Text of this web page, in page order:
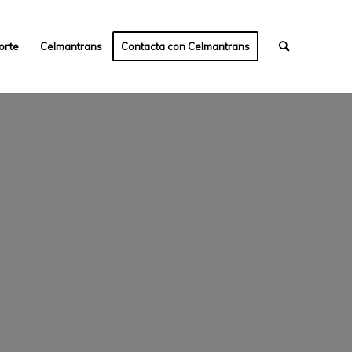
Celmantrans Contacta con Celmantrans